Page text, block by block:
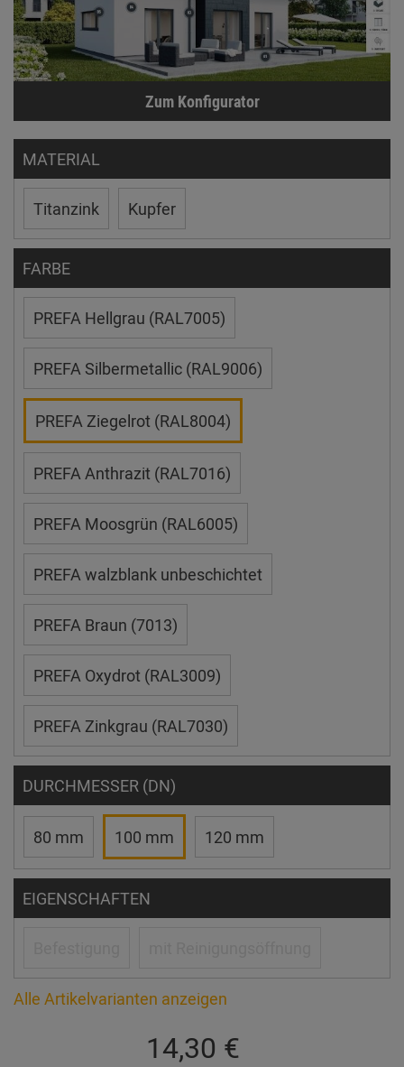
Zum Konfigurator
MATERIAL
Titanzink Kupfer
FARBE
PREFA Hellgrau (RAL7005)
PREFA Silbermetallic (RAL9006)
PREFA Ziegelrot (RAL8004)
PREFA Anthrazit (RAL7016)
PREFA Moosgrün (RAL6005)
PREFA walzblank unbeschichtet
PREFA Braun (7013)
PREFA Oxydrot (RAL3009)
PREFA Zinkgrau (RAL7030)
DURCHMESSER (DN)
80 mm 100 mm 120 mm
EIGENSCHAFTEN
Alle Artikelvarianten anzeigen
14,30 €